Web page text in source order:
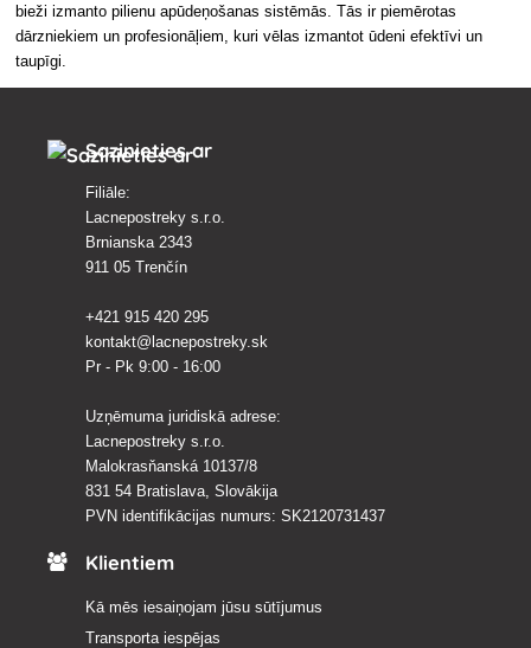
bieži izmanto pilienu apūdeņošanas sistēmās. Tās ir piemērotas
dārzniekiem un profesionāļiem, kuri vēlas izmantot ūdeni efektīvi un
taupīgi.
Sazinieties ar
Filiāle:
Lacnepostreky s.r.o.
Brnianska 2343
911 05 Trenčín
+421 915 420 295
kontakt@lacnepostreky.sk
Pr - Pk 9:00 - 16:00
Uzņēmuma juridiskā adrese:
Lacnepostreky s.r.o.
Malokrasňanská 10137/8
831 54 Bratislava, Slovākija
PVN identifikācijas numurs: SK2120731437
Klientiem
Kā mēs iesaiņojam jūsu sūtījumus
Transporta iespējas